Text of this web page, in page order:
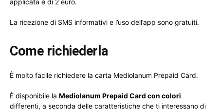
applicata è di 2 euro.
La ricezione di SMS informativi e l’uso dell’app sono gratuiti.
Come richiederla
È molto facile richiedere la carta Mediolanum Prepaid Card.
È disponibile la Mediolanum Prepaid Card con colori
differenti, a seconda delle caratteristiche che ti interessano di